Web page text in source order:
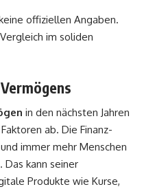
offiziellen Angaben.
im soliden
in den nächsten Jahren
ab. Die Finanz-
immer mehr Menschen
Das kann seiner
Produkte wie Kurse,